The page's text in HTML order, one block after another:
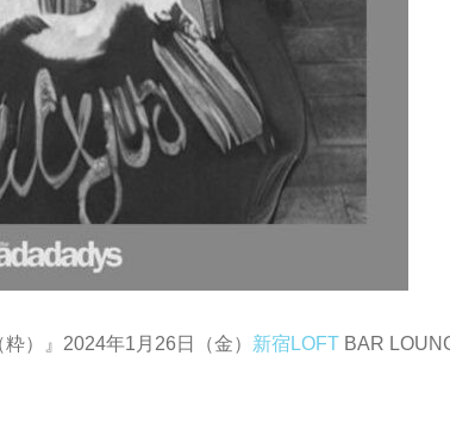
）』2024年1月26日（金） 新宿LOFT BAR